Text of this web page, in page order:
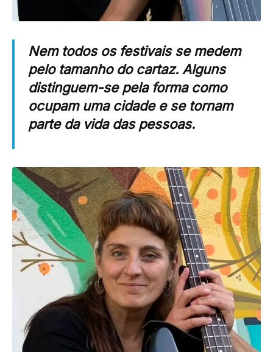
Nem todos os festivais se medem
pelo tamanho do cartaz. Alguns
distinguem-se pela forma como
ocupam uma cidade e se tornam
parte da vida das pessoas.